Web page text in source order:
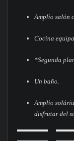
Amplio salón
Cocina
*Segunda
Un baño.
Amplio
disfrutar del